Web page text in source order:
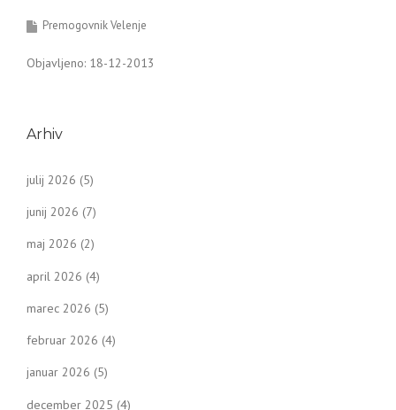
Premogovnik Velenje
Objavljeno: 18-12-2013
Arhiv
julij 2026 (5)
junij 2026 (7)
maj 2026 (2)
april 2026 (4)
marec 2026 (5)
februar 2026 (4)
januar 2026 (5)
december 2025 (4)